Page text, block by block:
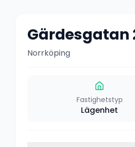
Gärdesgatan
Norrköping
Fastighetstyp
Lägenhet